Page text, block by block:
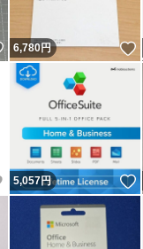
いいね！
6,780円
いいね！
5,057円